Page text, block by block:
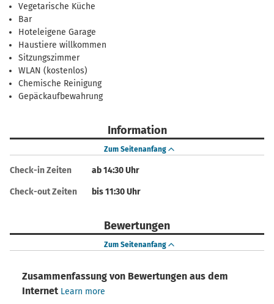
Vegetarische Küche
Bar
Hoteleigene Garage
Haustiere willkommen
Sitzungszimmer
WLAN (kostenlos)
Chemische Reinigung
Gepäckaufbewahrung
Information
Zum Seitenanfang
Check-in Zeiten ab 14:30 Uhr
Check-out Zeiten bis 11:30 Uhr
Bewertungen
Zum Seitenanfang
Zusammenfassung von Bewertungen aus dem
Internet Learn more